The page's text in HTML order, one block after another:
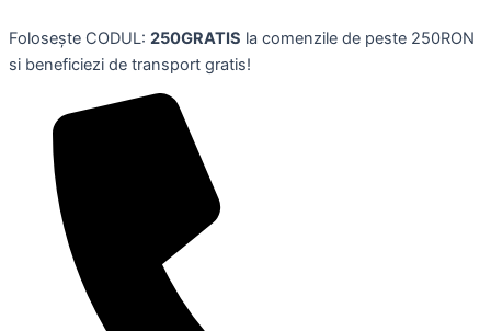
to
content
Folosește CODUL: 250GRATIS la comenzile de peste 250RON
si beneficiezi de transport gratis!
parfum
aromatizator,
ELEGANTI,
AMBIPUR
quantity